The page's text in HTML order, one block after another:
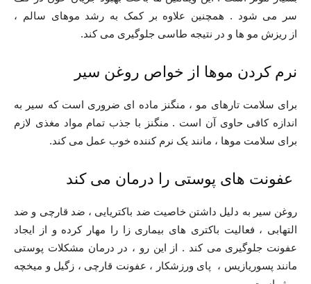
سر می شود . همچنین علاوه بر کمک به رشد موهای سالم ،
از ریزش مو ها و در نتیجه طاسی جلوگیری می کند.
نرم کردن موها از خواص روغن سیر
برای سلامت تارهای مو ، منگنز ماده ای ضروری است که سیر به
اندازه کافی حاوی آن است . منگنز با جذب تمام مواد مغذی لازم
برای سلامت موها ، مانند یک نرم کننده خوب عمل می کند.
عفونت های پوستی را درمان می کند
روغن سیر به دلیل داشتن خاصیت ضد باکتریایی ، ضد قارچی و ضد
التهابی ، فعالیت باکتری های بیماری زا را مهار کرده و از ایجاد
عفونت جلوگیری می کند . از این رو ، در درمان مشکلات پوستی
مانند پسوریازیس ، پای ورزشکار ، عفونت قارچی ، زگیل و میخچه